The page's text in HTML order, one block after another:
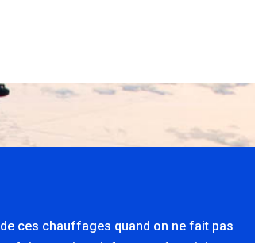
ces chauffages quand on ne fait pas